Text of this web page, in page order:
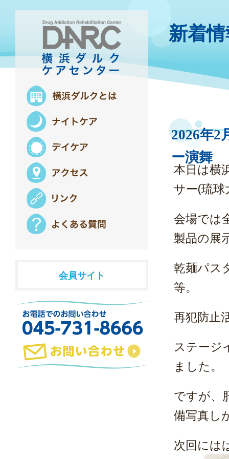
会員サイト
新着
2026年
ー演舞
本日は横
サー(琉
会場では
製品の展
乾麺パス
等。
再犯防止
ステージ
ました。
ですが、
備写真し
次回には